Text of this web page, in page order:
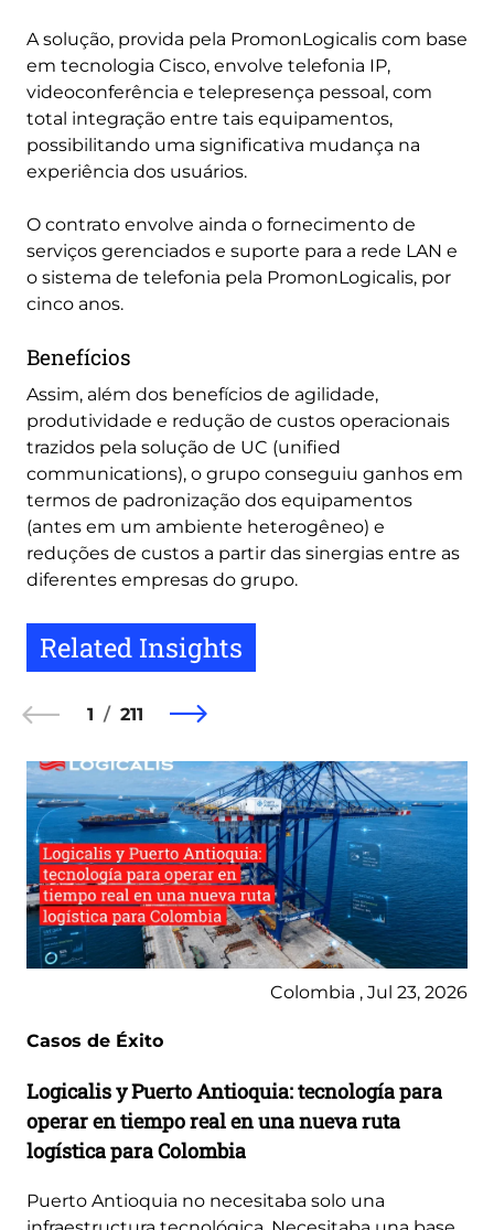
A solução, provida pela PromonLogicalis com base
em tecnologia Cisco, envolve telefonia IP,
videoconferência e telepresença pessoal, com
total integração entre tais equipamentos,
possibilitando uma significativa mudança na
experiência dos usuários.
O contrato envolve ainda o fornecimento de
serviços gerenciados e suporte para a rede LAN e
o sistema de telefonia pela PromonLogicalis, por
cinco anos.
Benefícios
Assim, além dos benefícios de agilidade,
produtividade e redução de custos operacionais
trazidos pela solução de UC (unified
communications), o grupo conseguiu ganhos em
termos de padronização dos equipamentos
(antes em um ambiente heterogêneo) e
reduções de custos a partir das sinergias entre as
diferentes empresas do grupo.
Related Insights
1 211
Colombia , Jul 23, 2026
Casos de Éxito
Logicalis y Puerto Antioquia: tecnología para
operar en tiempo real en una nueva ruta
logística para Colombia
Puerto Antioquia no necesitaba solo una